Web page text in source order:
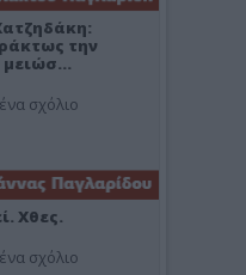
την
μειώσ…
σχόλιο
Χθες.
σχόλιο